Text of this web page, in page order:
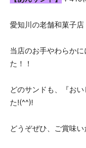
愛知川の老舗和菓子店
当店のお手やわらか
た！！
どのサンドも、『お
た!(^^)!
どうぞぜひ、ご賞味